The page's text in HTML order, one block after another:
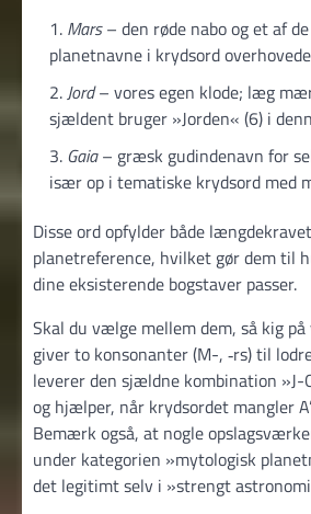
Mars– den røde nabo og et af
planet­navne i krydsord
Jord– vores egen klode; læg
sjældent bruger »Jorden« (6) i
Gaia– græsk gudinde­navn for
især op i tematiske krydsord med
Disse ord opfylder både
planet­reference, hvilket gør dem til
dine eksisterende bogstaver passer.
Skal du vælge mellem dem, så kig
giver to konsonanter (M-, ‑rs) til
leverer den sjældne kombination »J-
og hjælper, når krydsordet mangler
Bemærk også, at nogle
under kategorien »mytologisk
det legitimt selv i »strengt